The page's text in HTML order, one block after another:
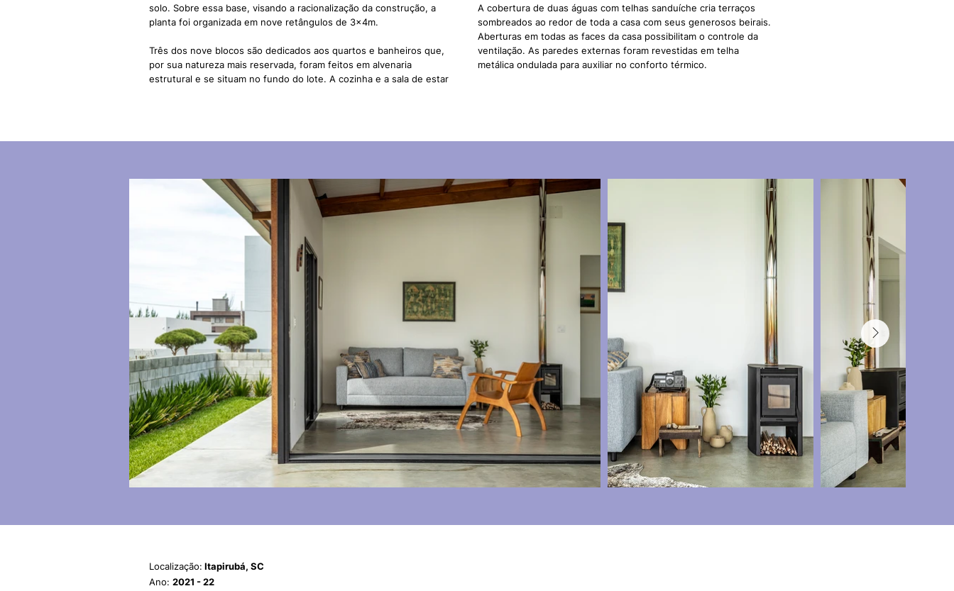
solo. Sobre essa base, visando a racionalização da construção, a
planta foi organizada em nove retângulos de 3x4m.
Três dos nove blocos são dedicados aos quartos e banheiros que,
por sua natureza mais reservada, foram feitos em alvenaria
estrutural e se situam no fundo do lote. A cozinha e a sala de estar
A cobertura de duas águas com telhas sanduíche cria terraços
sombreados ao redor de toda a casa com seus generosos beirais.
Aberturas em todas as faces da casa possibilitam o controle da
ventilação. As paredes externas foram revestidas em telha
metálica ondulada para auxiliar no conforto térmico.
Localização: Itapirubá, SC
Ano: 2021 - 22